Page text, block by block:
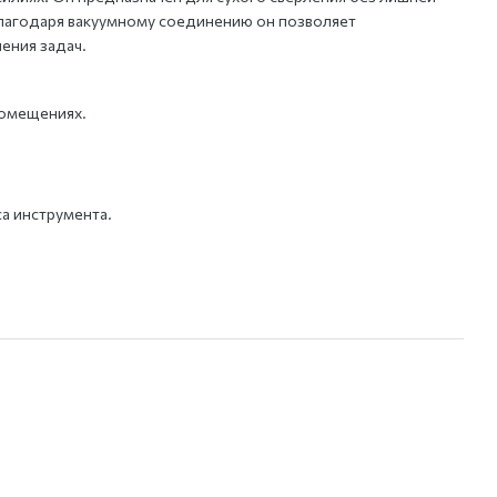
вакуумному соединению он позволяет
задач.
инструмента.